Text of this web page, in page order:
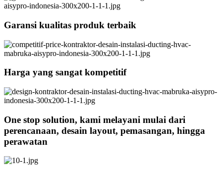
Garansi kualitas produk terbaik
Harga yang sangat kompetitif
One stop solution, kami melayani mulai dari
perencanaan, desain layout, pemasangan, hingga
perawatan